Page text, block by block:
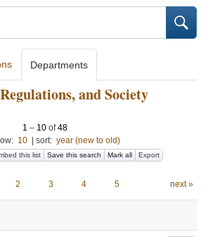
Departments
and Society
1 – 10 of48
10 sort: year (new to old)
this list Save this search Mark all Export
2 3 4 5 next »